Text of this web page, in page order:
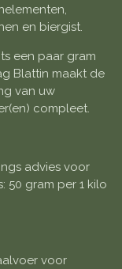
en biergist.
een paar gram
Blattin maakt de
van uw
compleet.
advies voor
50 gram per 1 kilo
voor